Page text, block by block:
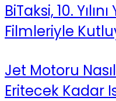
BiTaksi, 10.
Filmleriyle
Jet Motoru
Eritecek Kadar